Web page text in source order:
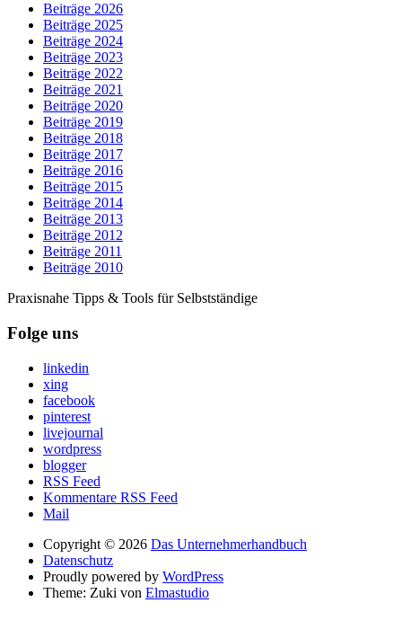
Beiträge 2026
Beiträge 2025
Beiträge 2024
Beiträge 2023
Beiträge 2022
Beiträge 2021
Beiträge 2020
Beiträge 2019
Beiträge 2018
Beiträge 2017
Beiträge 2016
Beiträge 2015
Beiträge 2014
Beiträge 2013
Beiträge 2012
Beiträge 2011
Beiträge 2010
Praxisnahe Tipps & Tools für Selbstständige
Folge uns
linkedin
xing
facebook
pinterest
livejournal
wordpress
blogger
RSS Feed
Kommentare RSS Feed
Mail
Copyright © 2026 Das Unternehmerhandbuch
Datenschutz
Proudly powered by WordPress
Theme: Zuki von Elmastudio